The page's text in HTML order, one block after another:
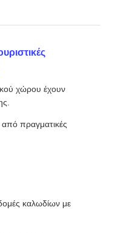
χώρου έχουν
από πραγματικές
καλωδίων με